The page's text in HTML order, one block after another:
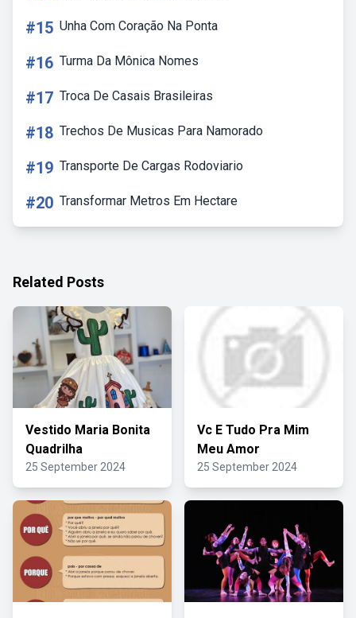
#15 Unha Com Coração Na Ponta
#16 Turma Da Mônica Nomes
#17 Troca De Casais Brasileiras
#18 Trechos De Musicas Para Namorado
#19 Transporte De Cargas Rodoviario
#20 Transformar Metros Em Hectare
Related Posts
Vestido Maria Bonita
Quadrilha
25 September 2024
Vc E Tudo Pra Mim
Meu Amor
25 September 2024